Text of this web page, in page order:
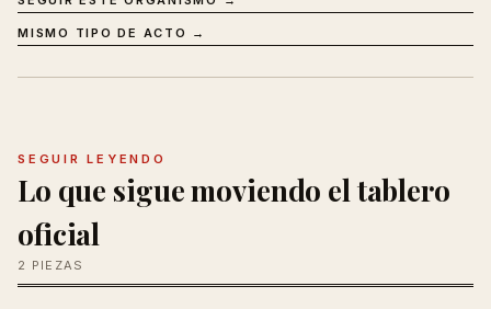
MISMO TIPO DE ACTO →
SEGUIR LEYENDO
Lo que sigue moviendo el tablero
oficial
2 PIEZAS